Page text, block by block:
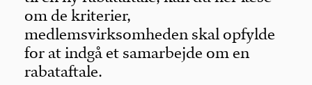
om de kriterier,
medlemsvirksomheden skal opfylde
for at indgå et samarbejde om en
rabataftale.